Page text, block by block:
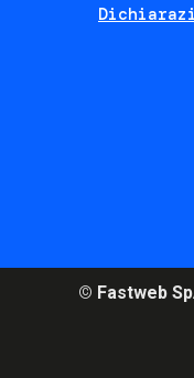
© Fastweb